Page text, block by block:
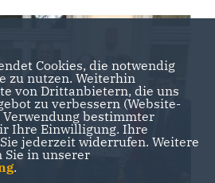
Cookies, die notwendig
zu nutzen. Weiterhin
von Drittanbietern, die uns
zu verbessern (Website-
bestimmter
Ihre Einwilligung. Ihre
jederzeit widerrufen. Weitere
in unserer
.